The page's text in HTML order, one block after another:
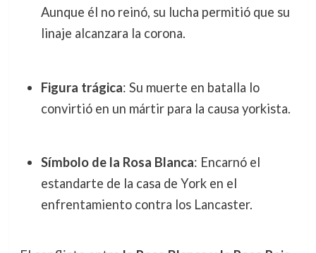
Aunque él no reinó, su lucha permitió que su
linaje alcanzara la corona.
Figura trágica: Su muerte en batalla lo
convirtió en un mártir para la causa yorkista.
Símbolo de la Rosa Blanca: Encarnó el
estandarte de la casa de York en el
enfrentamiento contra los Lancaster.